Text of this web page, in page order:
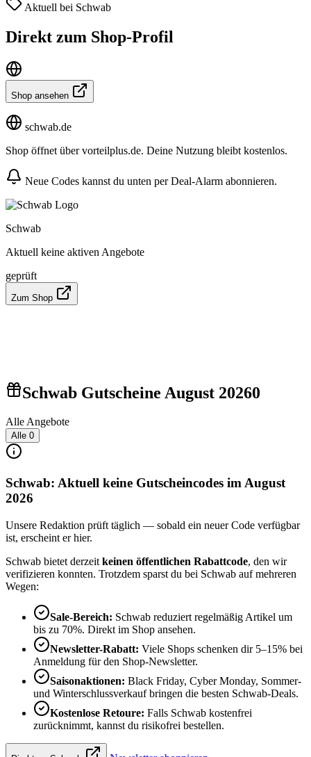
Aktuell bei Schwab
Direkt zum Shop-Profil
Shop ansehen
schwab.de
Shop öffnet über vorteilplus.de. Deine Nutzung bleibt kostenlos.
Neue Codes kannst du unten per Deal-Alarm abonnieren.
Schwab
Aktuell keine aktiven Angebote
geprüft
Zum Shop
Schwab Gutscheine August 20260
Alle Angebote
Alle 0
Schwab: Aktuell keine Gutscheincodes im August
2026
Unsere Redaktion prüft täglich — sobald ein neuer Code verfügbar
ist, erscheint er hier.
Schwab bietet derzeit keinen öffentlichen Rabattcode, den wir
verifizieren konnten. Trotzdem sparst du bei Schwab auf mehreren
Wegen:
Sale-Bereich: Schwab reduziert regelmäßig Artikel um
bis zu 70%. Direkt im Shop ansehen.
Newsletter-Rabatt: Viele Shops schenken dir 5–15% bei
Anmeldung für den Shop-Newsletter.
Saisonaktionen: Black Friday, Cyber Monday, Sommer-
und Winterschlussverkauf bringen die besten Schwab-Deals.
Kostenlose Retoure: Falls Schwab kostenfrei
zurücknimmt, kannst du risikofrei bestellen.